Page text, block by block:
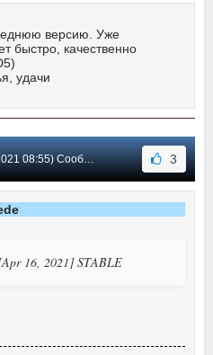
версию. Уже
быстро, качественно
удачи
Сообщение #533 3
16, 2021] STABLE